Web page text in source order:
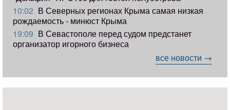
10:02 В Северных регионах Крыма самая низкая
рождаемость - минюст Крыма
19:09 В Севастополе перед судом предстанет
организатор игорного бизнеса
все новости →